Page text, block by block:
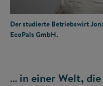
Der studierte Betriebswirt
EcoPals GmbH.
… in einer Welt,